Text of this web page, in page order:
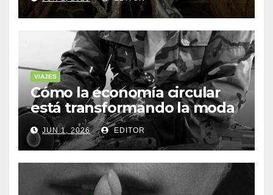
VIAJES
Cómo la economía circular
está transformando la moda
sostenible
JUN 1, 2026 EDITOR